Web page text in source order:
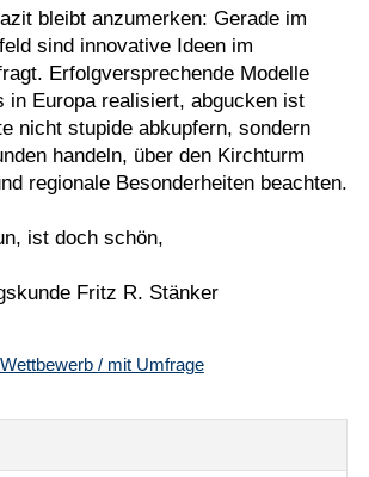
bleibt anzumerken: Gerade im
sind innovative Ideen im
Erfolgversprechende Modelle
in Europa realisiert, abgucken ist
nicht stupide abkupfern, sondern
handeln, über den Kirchturm
regionale Besonderheiten beachten.
ist doch schön,
Fritz R. Stänker
/ mit Umfrage